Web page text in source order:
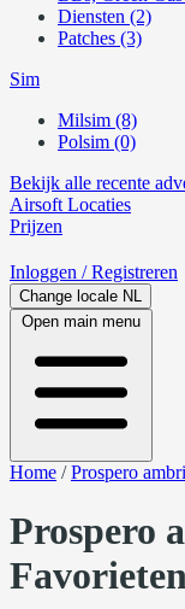
Diensten (2)
Patches (3)
Sim
Milsim (8)
Polsim (0)
Bekijk alle recente
Airsoft Locaties
Prijzen
Inloggen / Registreren
Change locale NL
Open main menu
Home /Prospero
Prospero